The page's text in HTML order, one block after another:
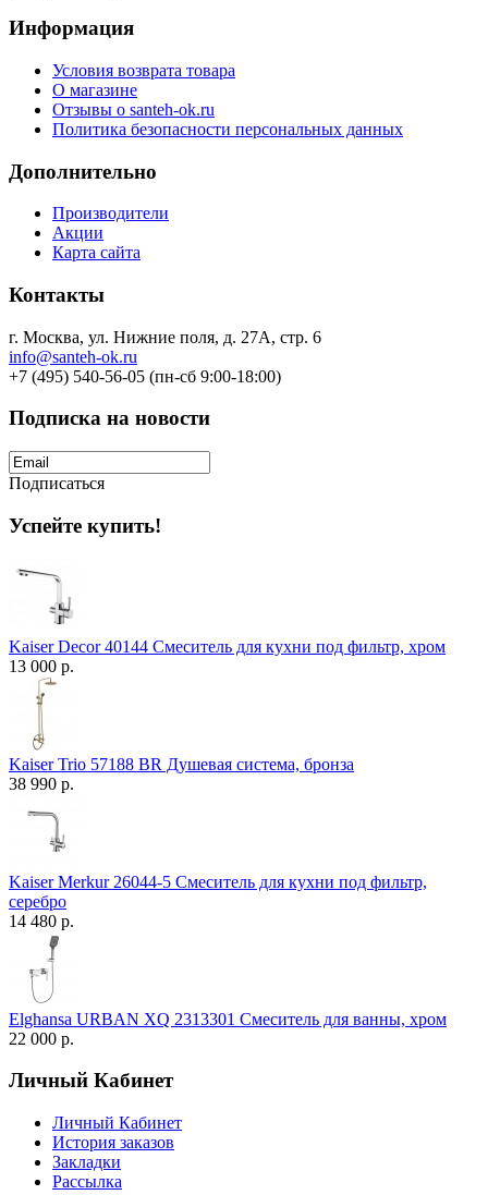
Информация
Условия возврата товара
О магазине
Отзывы о santeh-ok.ru
Политика безопасности персональных данных
Дополнительно
Производители
Акции
Карта сайта
Контакты
г. Москва, ул. Нижние поля, д. 27А, стр. 6
info@santeh-ok.ru
+7 (495) 540-56-05 (пн-сб 9:00-18:00)
Подписка на новости
Подписаться
Успейте купить!
Kaiser Decor 40144 Смеситель для кухни под фильтр, хром
13 000 р.
Kaiser Trio 57188 BR Душевая система, бронза
38 990 р.
Kaiser Merkur 26044-5 Смеситель для кухни под фильтр,
серебро
14 480 р.
Elghansa URBAN XQ 2313301 Смеситель для ванны, хром
22 000 р.
Личный Кабинет
Личный Кабинет
История заказов
Закладки
Рассылка